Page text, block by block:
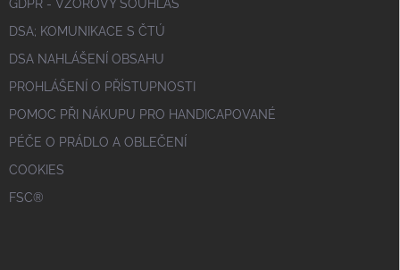
GDPR - VZOROVÝ SOUHLAS
DSA; KOMUNIKACE S ČTÚ
DSA NAHLÁŠENÍ OBSAHU
PROHLÁŠENÍ O PŘÍSTUPNOSTI
POMOC PŘI NÁKUPU PRO HANDICAPOVANÉ
PÉČE O PRÁDLO A OBLEČENÍ
COOKIES
FSC®